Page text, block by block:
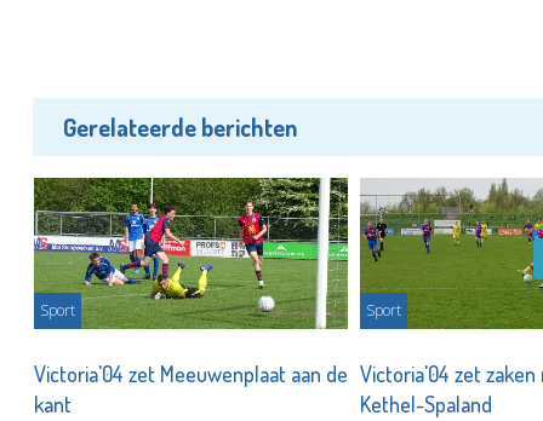
Gerelateerde berichten
Sport
Victoria'04 zet Meeuwenplaat aan de
kant
Sport
Victoria'04 zet
Kethel-Spaland